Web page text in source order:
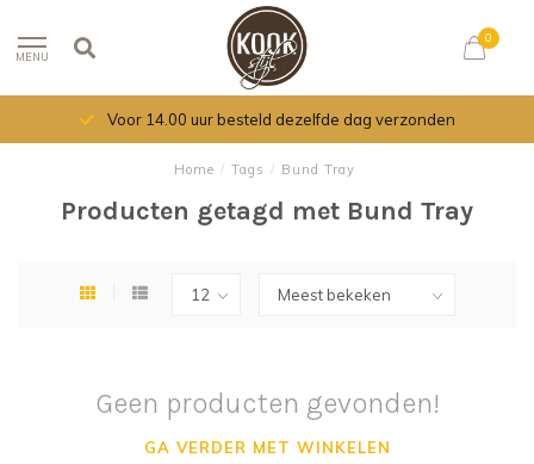
MENU
0
Voor 14.00 uur besteld dezelfde dag verzonden
Home / Tags / Bund Tray
Producten getagd met Bund Tray
Geen producten gevonden!
GA VERDER MET WINKELEN